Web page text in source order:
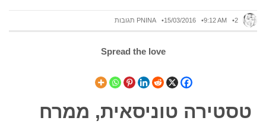
PNINA 15/03/2016 9:12 AM 2 תגובות
Spread the love
טסטירה טוניסאית, ממרח